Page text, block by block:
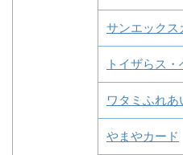
サンエックス
トイザらス
ワタミふれあ
やまやカード